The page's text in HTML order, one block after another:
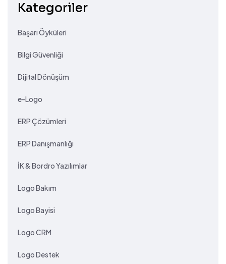
Kategoriler
Başarı Öyküleri
Bilgi Güvenliği
Dijital Dönüşüm
e-Logo
ERP Çözümleri
ERP Danışmanlığı
İK & Bordro Yazılımlar
Logo Bakım
Logo Bayisi
Logo CRM
Logo Destek